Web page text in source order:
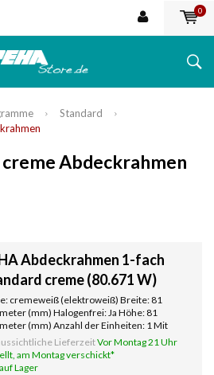
0
Standard
Abdeckrahmen
Abdeckrahmen 1-fach
creme (80.671 W)
cremeweiß (elektroweiß) Breite: 81
(mm) Halogenfrei: Ja Höhe: 81
(mm) Anzahl der Einheiten: 1 Mit
Nein Oberflächenschutz:
Textfeld/Beschriftungsfläche: Nein
Duroplast Werkstoff: K
LieferzeitVor Montag 21 Uhr
am Montag verschickt*
Lager